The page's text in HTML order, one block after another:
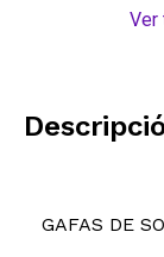
Ver
GAFAS DE